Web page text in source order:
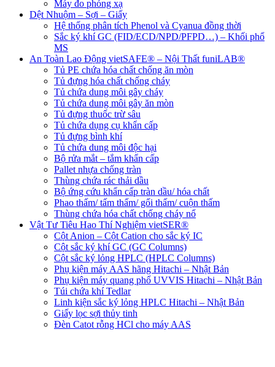
Máy đo phóng xạ
Dệt Nhuộm – Sợi – Giấy
Hệ thống phân tích Phenol và Cyanua đồng thời
Sắc ký khí GC (FID/ECD/NPD/PFPD…) – Khối phổ
MS
An Toàn Lao Động vietSAFE® – Nội Thất funiLAB®
Tủ PE chứa hóa chất chống ăn mòn
Tủ đựng hóa chất chống cháy
Tủ chứa dung môi gây cháy
Tủ chứa dung môi gây ăn mòn
Tủ đựng thuốc trừ sâu
Tủ chứa dụng cụ khẩn cấp
Tủ đựng bình khí
Tủ chứa dung môi độc hại
Bộ rửa mắt – tắm khẩn cấp
Pallet nhựa chống tràn
Thùng chứa rác thải dầu
Bộ ứng cứu khẩn cấp tràn dầu/ hóa chất
Phao thấm/ tấm thấm/ gối thấm/ cuộn thấm
Thùng chứa hóa chất chống cháy nổ
Vật Tư Tiêu Hao Thí Nghiệm vietSER®
Cột Anion – Cột Cation cho sắc ký IC
Cột sắc ký khí GC (GC Columns)
Cột sắc ký lỏng HPLC (HPLC Columns)
Phụ kiện máy AAS hãng Hitachi – Nhật Bản
Phụ kiện máy quang phổ UVVIS Hitachi – Nhật Bản
Túi chứa khí Tedlar
Linh kiện sắc ký lỏng HPLC Hitachi – Nhật Bản
Giấy lọc sợi thủy tinh
Đèn Catot rỗng HCl cho máy AAS